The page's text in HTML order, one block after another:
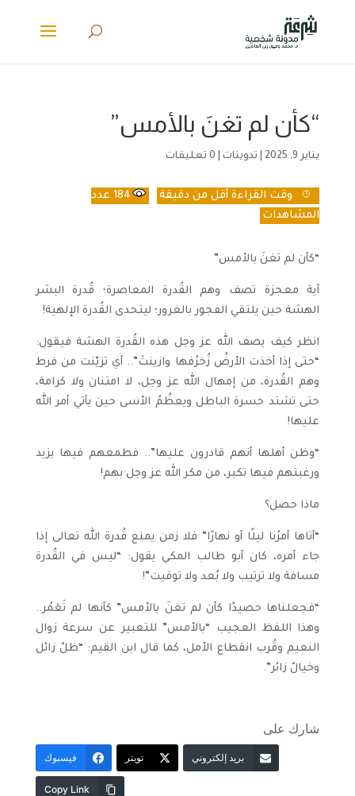
“كأن لم تغنَ بالأمس”
يناير 9, 2025 تدوينات| 0 تعليقات
وقت القراءةأقل من دقيقة 184عدد
المشاهدات
“كأن لم تغنَ بالأمس”
آية معجزة تصف وهم القُدرة المعاصرة؛ قُدرة البشر
الهشة حين يلتقي الفجور بالغرور؛ ليتحدى القُدرة الإلهية!
انظر كيف يصف الله عز وجل هذه القُدرة الهشة فيقول:
“حتى إذا أخذت الأرضُ زُخرُفها وازينتْ”.. أي تزيّنت من فرط
وهم القُدرة، من إمهال الله عز وجل، لا امتنان ولا كرامة،
حتى تشتد حسرة الباطل ويعظُمُ الأسى حين يأتي أمر الله
عليها!
“وظن أهلها أنهم قادرون عليها”.. فطمعهم فيها يزيد
ورغبتهم فيها تكبر، من مكر الله عز وجل بهم!
ماذا حصل؟
“أتاها أمرُنا ليلًا أو نهارًا” فلا زمن يمنع قُدرة الله تعالى إذا
جاء أمره، كان أبو طالب المكي يقول: “ليس في القُدرة
مسافة ولا ترتيب ولا بُعد ولا توقيت”!
“فجعلناها حصيدًا كأن لم تغنَ بالأمس” كأنها لم تَعْمُر..
وهذا اللفظ العجيب “بالأمس” للتعبير عن سرعة زوال
النعيم وقُرب انقطاع الأمل، كما قال ابن القيم: “ظلٌ زائل
وخيالٌ زائر”.
شارك على
فيسبوك تويتر بريد إلكتروني
Copy Link